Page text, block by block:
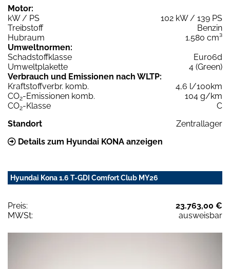
Motor:
kW / PS
102 kW / 139 PS
Treibstoff
Benzin
Hubraum
1.580 cm³
Umweltnormen:
Schadstoffklasse
Euro6d
Umweltplakette
4 (Green)
Verbrauch und Emissionen nach WLTP:
Kraftstoffverbr. komb.
4,6 l/100km
CO2-Emissionen komb.
104 g/km
CO2-Klasse
C
Standort
Zentrallager
Details zum Hyundai KONA anzeigen
Hyundai Kona 1.6 T-GDI Comfort Club MY26
Preis:
23.763,00 €
MWSt:
ausweisbar